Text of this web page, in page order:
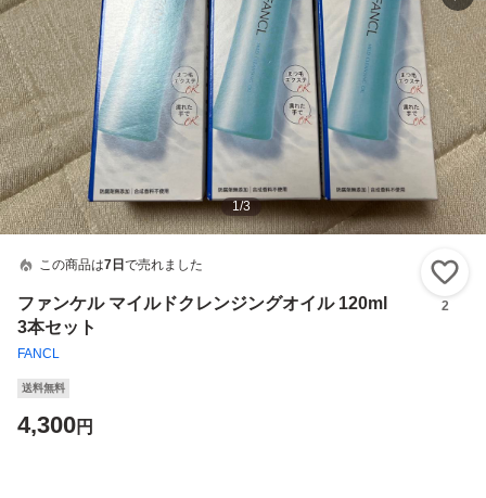
1/3
この商品は7日 で売れました
ファンケル マイルドクレンジングオイル 120ml
3本セット
FANCL
2
送料無料
4,300円